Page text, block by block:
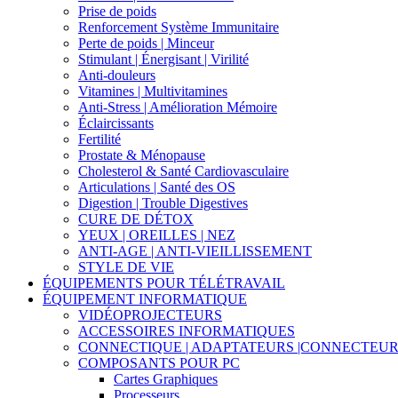
Prise de poids
Renforcement Système Immunitaire
Perte de poids | Minceur
Stimulant | Énergisant | Virilité
Anti-douleurs
Vitamines | Multivitamines
Anti-Stress | Amélioration Mémoire
Éclaircissants
Fertilité
Prostate & Ménopause
Cholesterol & Santé Cardiovasculaire
Articulations | Santé des OS
Digestion | Trouble Digestives
CURE DE DÉTOX
YEUX | OREILLES | NEZ
ANTI-AGE | ANTI-VIEILLISSEMENT
STYLE DE VIE
ÉQUIPEMENTS POUR TÉLÉTRAVAIL
ÉQUIPEMENT INFORMATIQUE
VIDÉOPROJECTEURS
ACCESSOIRES INFORMATIQUES
CONNECTIQUE | ADAPTATEURS
COMPOSANTS POUR PC
Cartes Graphiques
Processeurs